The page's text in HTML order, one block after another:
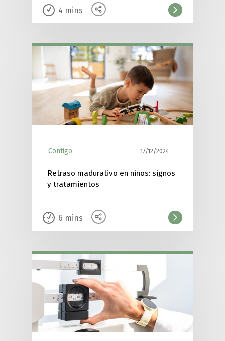
4 mins
Contigo 17/12/2024
Retraso madurativo en niños: signos
y tratamientos
6 mins